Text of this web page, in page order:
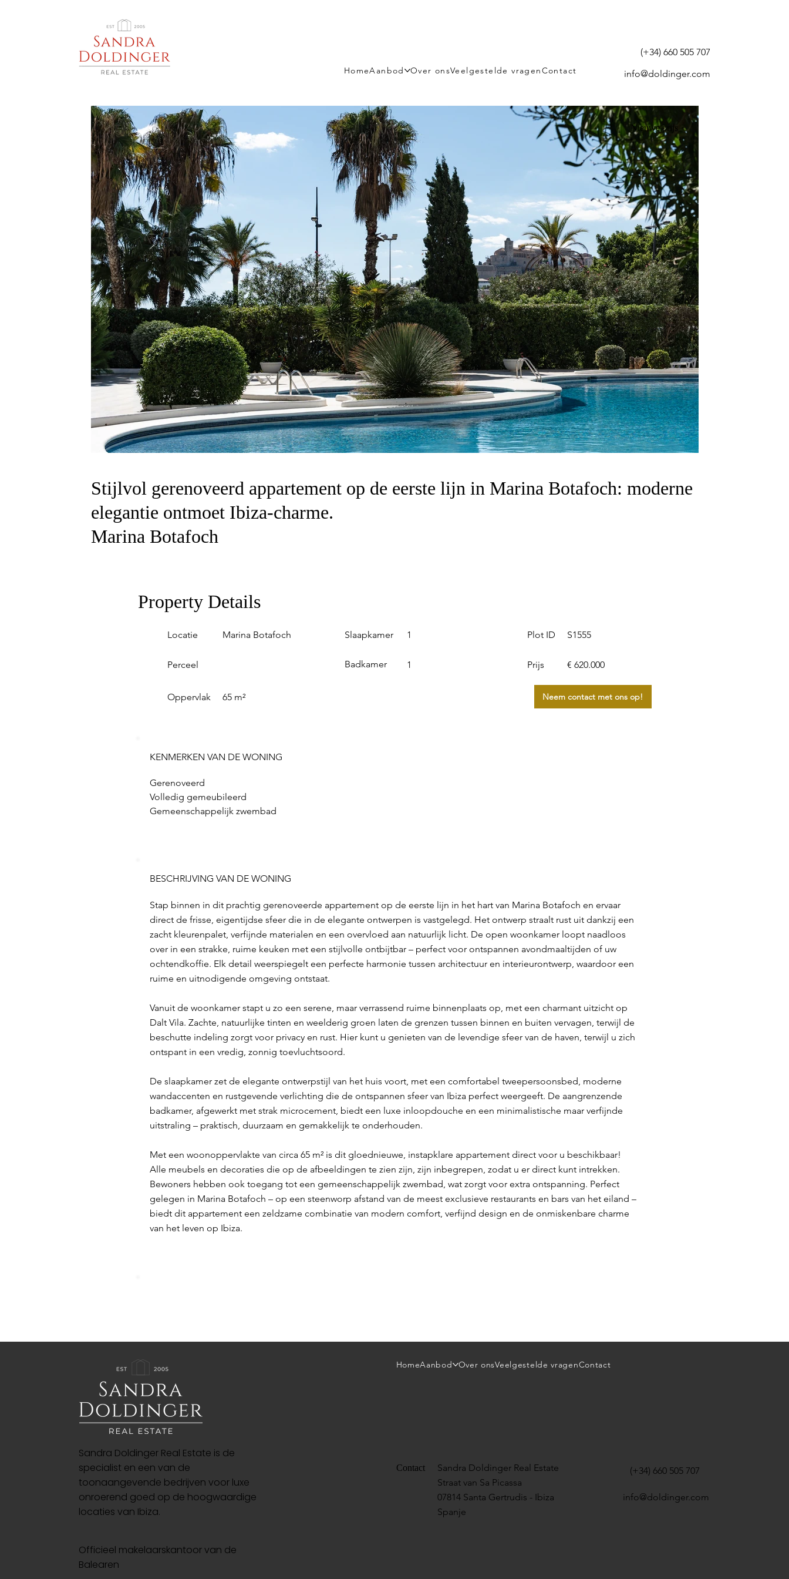
HomeAanbod Over onsVeelgestelde vragenContact info@doldinger.com
(+34) 660 505 707
Nieuwe prijs
Stijlvol gerenoveerd appartement op de eerste lijn in Marina Botafoch: moderne
elegantie ontmoet Ibiza-charme.
Marina Botafoch
Property Details
Locatie
Perceel
Oppervlak
Marina Botafoch
65 m²
Slaapkamer
Badkamer
1
1
Plot ID
Prijs
S1555
€ 620.000
Neem contact met ons op!
KENMERKEN VAN DE WONING
Gerenoveerd
Volledig gemeubileerd
Gemeenschappelijk zwembad
BESCHRIJVING VAN DE WONING
Stap binnen in dit prachtig gerenoveerde appartement op de eerste lijn in het hart van Marina Botafoch en ervaar
direct de frisse, eigentijdse sfeer die in de elegante ontwerpen is vastgelegd. Het ontwerp straalt rust uit dankzij een
zacht kleurenpalet, verfijnde materialen en een overvloed aan natuurlijk licht. De open woonkamer loopt naadloos
over in een strakke, ruime keuken met een stijlvolle ontbijtbar – perfect voor ontspannen avondmaaltijden of uw
ochtendkoffie. Elk detail weerspiegelt een perfecte harmonie tussen architectuur en interieurontwerp, waardoor een
ruime en uitnodigende omgeving ontstaat.
Vanuit de woonkamer stapt u zo een serene, maar verrassend ruime binnenplaats op, met een charmant uitzicht op
Dalt Vila. Zachte, natuurlijke tinten en weelderig groen laten de grenzen tussen binnen en buiten vervagen, terwijl de
beschutte indeling zorgt voor privacy en rust. Hier kunt u genieten van de levendige sfeer van de haven, terwijl u zich
ontspant in een vredig, zonnig toevluchtsoord.
De slaapkamer zet de elegante ontwerpstijl van het huis voort, met een comfortabel tweepersoonsbed, moderne
wandaccenten en rustgevende verlichting die de ontspannen sfeer van Ibiza perfect weergeeft. De aangrenzende
badkamer, afgewerkt met strak microcement, biedt een luxe inloopdouche en een minimalistische maar verfijnde
uitstraling – praktisch, duurzaam en gemakkelijk te onderhouden.
Met een woonoppervlakte van circa 65 m² is dit gloednieuwe, instapklare appartement direct voor u beschikbaar!
Alle meubels en decoraties die op de afbeeldingen te zien zijn, zijn inbegrepen, zodat u er direct kunt intrekken.
Bewoners hebben ook toegang tot een gemeenschappelijk zwembad, wat zorgt voor extra ontspanning. Perfect
gelegen in Marina Botafoch – op een steenworp afstand van de meest exclusieve restaurants en bars van het eiland –
biedt dit appartement een zeldzame combinatie van modern comfort, verfijnd design en de onmiskenbare charme
van het leven op Ibiza.
Sandra Doldinger Real Estate is de
specialist en een van de
toonaangevende bedrijven voor luxe
onroerend goed op de hoogwaardige
locaties van Ibiza.
Officieel makelaarskantoor van de
Balearen
HomeAanbod Over onsVeelgestelde vragenContact
Contact
Sandra Doldinger Real Estate
Straat van Sa Picassa
07814 Santa Gertrudis - Ibiza
Spanje
(+34) 660 505 707
info@doldinger.com